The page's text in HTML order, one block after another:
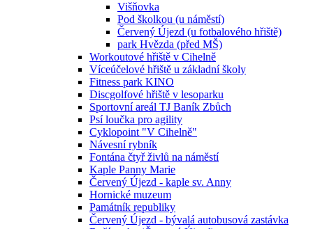
Višňovka
Pod školkou (u náměstí)
Červený Újezd (u fotbalového hřiště)
park Hvězda (před MŠ)
Workoutové hřiště v Cihelně
Víceúčelové hřiště u základní školy
Fitness park KINO
Discgolfové hřiště v lesoparku
Sportovní areál TJ Baník Zbůch
Psí loučka pro agility
Cyklopoint "V Cihelně"
Návesní rybník
Fontána čtyř živlů na náměstí
Kaple Panny Marie
Červený Újezd - kaple sv. Anny
Hornické muzeum
Památník republiky
Červený Újezd - bývalá autobusová zastávka